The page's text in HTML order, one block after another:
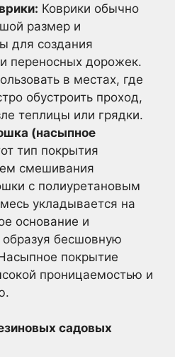
Коврики обычно
размер и
для создания
переносных дорожек.
в местах, где
обустроить проход,
теплицы или грядки.
(насыпное
тип покрытия
смешивания
с полиуретановым
укладывается на
основание и
образуя бесшовную
покрытие
проницаемостью и
садовых